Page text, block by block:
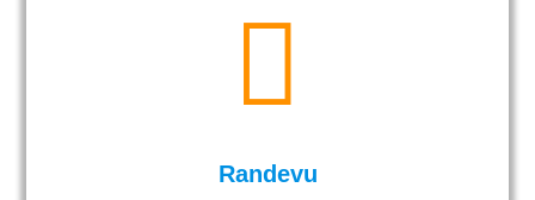

Randevu